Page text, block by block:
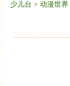
少儿台 > 动漫世界